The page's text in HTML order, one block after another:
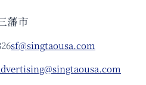
藩市
sf@singtaousa.com